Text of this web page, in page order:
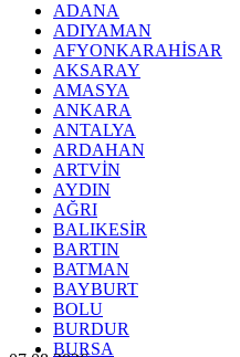
ADANA
ADIYAMAN
AFYONKARAHİSAR
AKSARAY
AMASYA
ANKARA
ANTALYA
ARDAHAN
ARTVİN
AYDIN
AĞRI
BALIKESİR
BARTIN
BATMAN
BAYBURT
BOLU
BURDUR
BURSA